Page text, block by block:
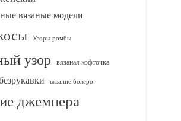
вязаные модели
Узоры ромбы
узор вязаная кофточка
вязание болеро
джемпера